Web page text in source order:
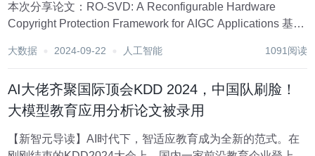
本次分享论文：RO-SVD: A Reconfigurable Hardware
Copyright Protection Framework for AIGC Applications 基本
大数据 2024-09-22 人工智能 1091阅读
AI大佬齐聚国际顶会KDD 2024，中国队刷脸！
大模型教育应用分析论文被录用
【新智元导读】AI时代下，智适应教育成为全新的范式。在